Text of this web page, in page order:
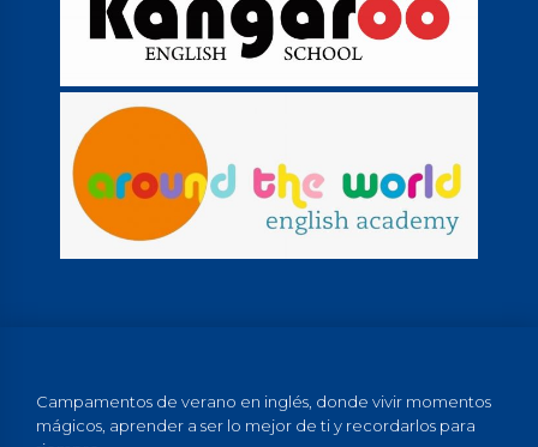
Campamentos de verano en inglés, donde vivir momentos
mágicos, aprender a ser lo mejor de ti y recordarlos para